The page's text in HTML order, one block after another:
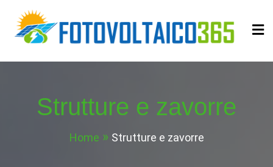
content
Fotovoltaico365
Impianto a Costo Zero Autofinanziato
Strutture e zavorre
Home Strutture e zavorre